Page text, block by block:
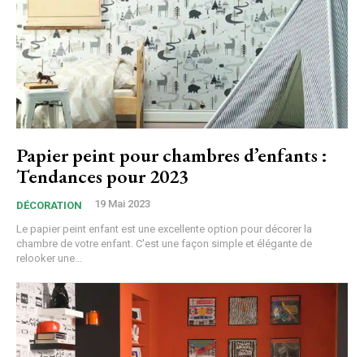
Papier peint pour chambres d’enfants :
Tendances pour 2023
DÉCORATION 19 Mai 2023
Le papier peint enfant est une excellente option pour décorer la
chambre de votre enfant. C'est une façon simple et élégante de
relooker une...